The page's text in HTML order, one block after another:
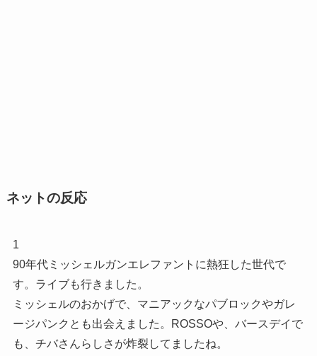
ネットの反応
1
90年代ミッシェルガンエレファントに熱狂した世代で
す。ライブも行きました。
ミッシェルのおかげで、マニアックなパブロックやガレ
ージパンクとも出会えました。ROSSOや、バースデイで
も、チバさんらしさが炸裂してましたね。